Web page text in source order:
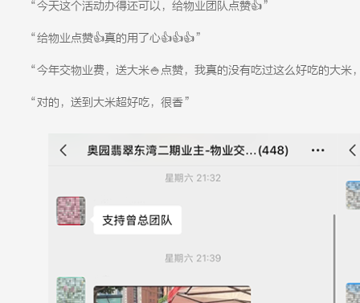
“今天这个活动办得还可以，给物业团队点赞👍”
“给物业点赞👍真的用了心👍👍👍”
“今年交物业费，送大米🍚点赞，我真的没有吃过这么好吃的大
“对的，送到大米超好吃，很香”